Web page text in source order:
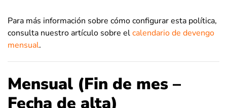
Para más información sobre cómo configurar esta política,
consulta nuestro artículo sobre elcalendario de devengo
mensual.
Mensual (Fin de mes –
Fecha de alta)